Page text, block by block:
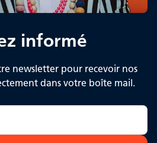
informé
newsletter pour recevoir nos
dans votre boîte mail.